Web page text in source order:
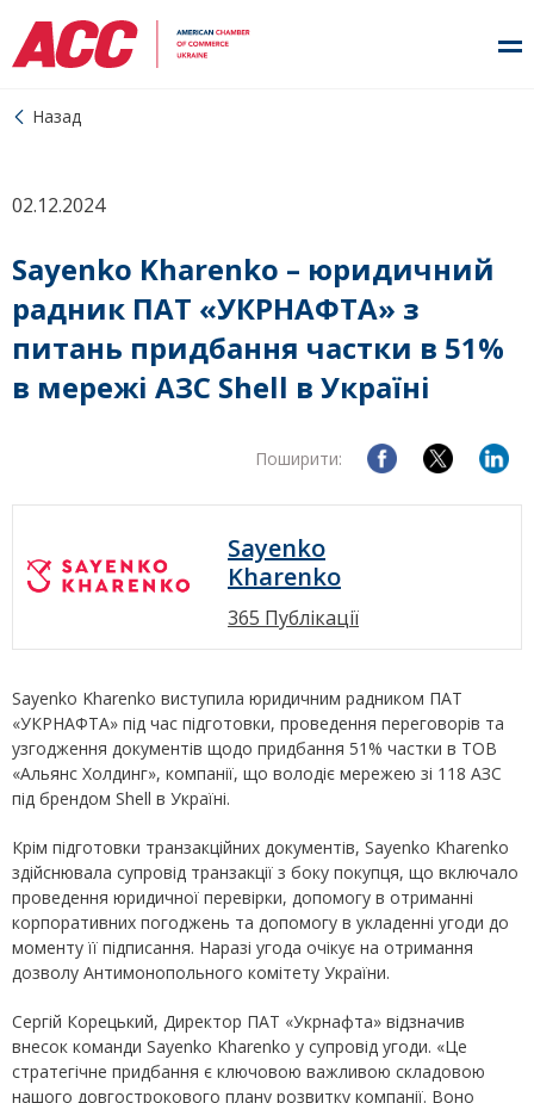
Назад
02.12.2024
Sayenko Kharenko – юридичний
радник ПАТ «УКРНАФТА» з
питань придбання частки в 51%
в мережі АЗС Shell в Україні
Поширити:
Sayenko
Kharenko
365 Публікації
Sayenko Kharenko виступила юридичним радником ПАТ
«УКРНАФТА» під час підготовки, проведення переговорів та
узгодження документів щодо придбання 51% частки в ТОВ
«Альянс Холдинг», компанії, що володіє мережею зі 118 АЗС
під брендом Shell в Україні.
Крім підготовки транзакційних документів, Sayenko Kharenko
здійснювала супровід транзакції з боку покупця, що включало
проведення юридичної перевірки, допомогу в отриманні
корпоративних погоджень та допомогу в укладенні угоди до
моменту її підписання. Наразі угода очікує на отримання
дозволу Антимонопольного комітету України.
Сергій Корецький, Директор ПАТ «Укрнафта» відзначив
внесок команди Sayenko Kharenko у супровід угоди. «Це
стратегічне придбання є ключовою важливою складовою
нашого довгострокового плану розвитку компанії. Воно